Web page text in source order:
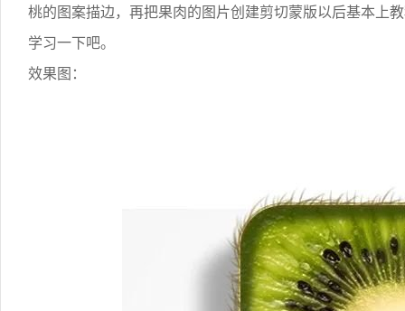
桃的图案描边，再把果肉的图片创建剪切蒙版以后基本上
学习一下吧。
效果图：